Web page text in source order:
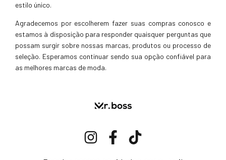
estilo único.
Agradecemos por escolherem fazer suas compras conosco e
estamos à disposição para responder quaisquer perguntas que
possam surgir sobre nossas marcas, produtos ou processo de
seleção. Esperamos continuar sendo sua opção confiável para
as melhores marcas de moda.